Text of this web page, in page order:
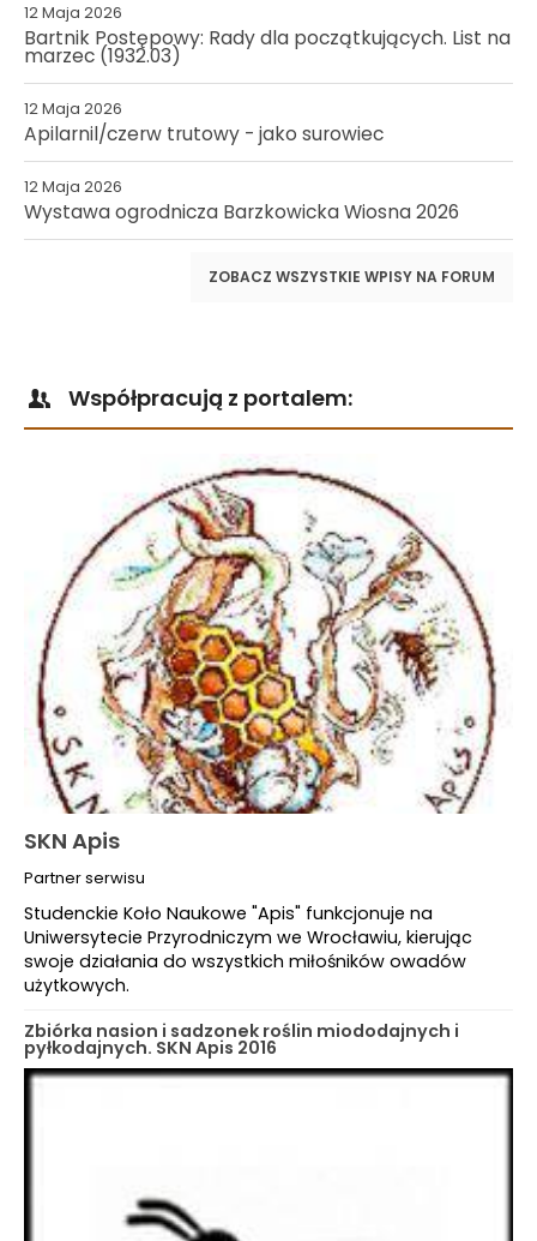
12 Maja 2026
Bartnik Postępowy: Rady dla początkujących. List na
marzec (1932.03)
12 Maja 2026
Apilarnil/czerw trutowy - jako surowiec
12 Maja 2026
Wystawa ogrodnicza Barzkowicka Wiosna 2026
ZOBACZ WSZYSTKIE WPISY NA FORUM
Współpracują z portalem:
SKN Apis
Partner serwisu
Studenckie Koło Naukowe "Apis" funkcjonuje na
Uniwersytecie Przyrodniczym we Wrocławiu, kierując
swoje działania do wszystkich miłośników owadów
użytkowych.
Zbiórka nasion i sadzonek roślin miododajnych i
pyłkodajnych. SKN Apis 2016